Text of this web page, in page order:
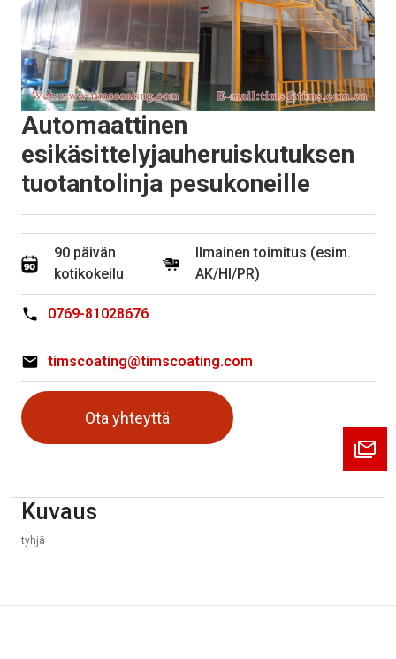
Automaattinen
esikäsittelyjauheruiskutuksen
tuotantolinja pesukoneille
90 päivän
kotikokeilu
Ilmainen toimitus (esim.
AK/HI/PR)
0769-81028676
timscoating@timscoating.com
Ota yhteyttä
Kuvaus
tyhjä